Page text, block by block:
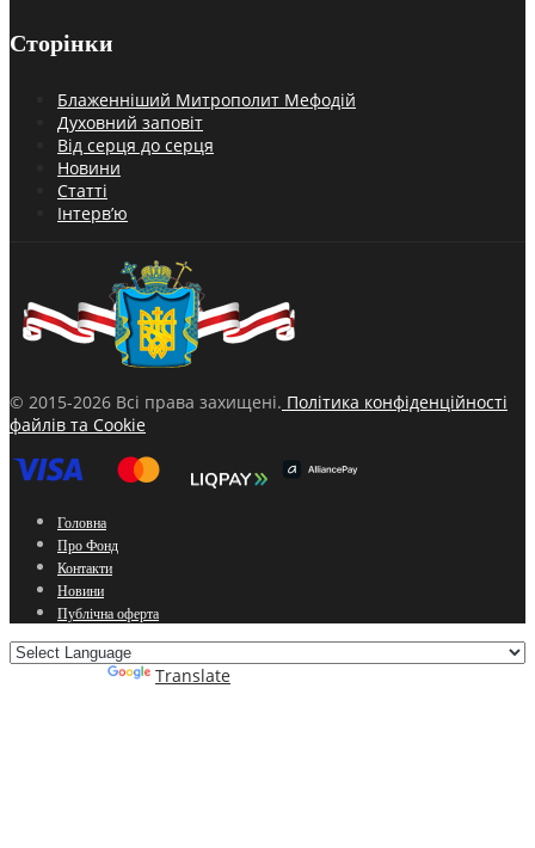
Сторінки
Блаженніший Митрополит Мефодій
Духовний заповіт
Від серця до серця
Новини
Статті
Інтерв’ю
© 2015-2026 Всі права захищені. Політика конфіденційності
файлів та Cookie
Головна
Про Фонд
Контакти
Новини
Публічна оферта
Translate